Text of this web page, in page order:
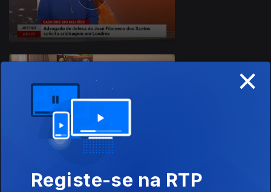
×
Registe-se na RTP